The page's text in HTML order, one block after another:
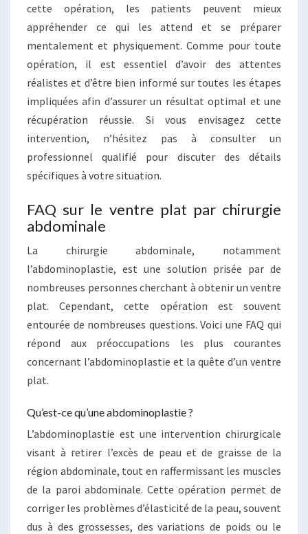
cette opération, les patients peuvent mieux
appréhender ce qui les attend et se préparer
mentalement et physiquement. Comme pour toute
opération, il est essentiel d’avoir des attentes
réalistes et d’être bien informé sur toutes les étapes
impliquées afin d’assurer un résultat optimal et une
récupération réussie. Si vous envisagez cette
intervention, n’hésitez pas à consulter un
professionnel qualifié pour discuter des détails
spécifiques à votre situation.
FAQ sur le ventre plat par chirurgie
abdominale
La chirurgie abdominale, notamment
l’abdominoplastie, est une solution prisée par de
nombreuses personnes cherchant à obtenir un ventre
plat. Cependant, cette opération est souvent
entourée de nombreuses questions. Voici une FAQ qui
répond aux préoccupations les plus courantes
concernant l’abdominoplastie et la quête d’un ventre
plat.
Qu’est-ce qu’une abdominoplastie ?
L’abdominoplastie est une intervention chirurgicale
visant à retirer l’excès de peau et de graisse de la
région abdominale, tout en raffermissant les muscles
de la paroi abdominale. Cette opération permet de
corriger les problèmes d’élasticité de la peau, souvent
dus à des grossesses, des variations de poids ou le